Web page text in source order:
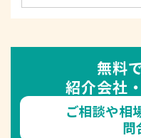
無料
紹介会社
ご相談や相
問